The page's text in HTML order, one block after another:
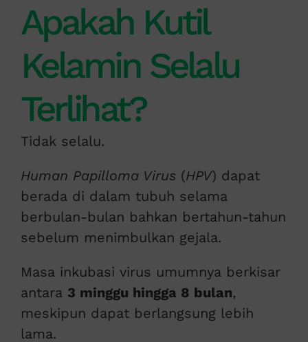
Apakah Kutil
Kelamin Selalu
Terlihat?
Tidak selalu.
Human Papilloma Virus (HPV) dapat
berada di dalam tubuh selama
berbulan-bulan bahkan bertahun-tahun
sebelum menimbulkan gejala.
Masa inkubasi virus umumnya berkisar
antara 3 minggu hingga 8 bulan,
meskipun dapat berlangsung lebih
lama.